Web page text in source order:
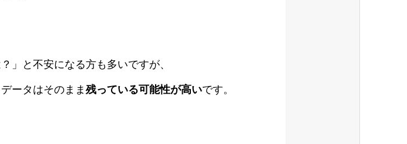
」と不安になる方も多いですが、
ータはそのまま残っている可能性が高いです。